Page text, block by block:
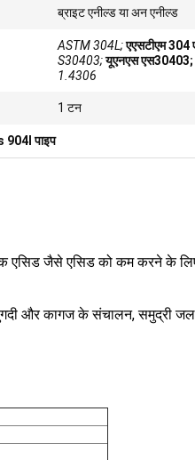
ब्राइट एनील्ड या अन एनील्ड
ASTM 304L;एएसटीएम 304
S30403;यूएनएस एस30403;
1.4306
1 टन
904l पाइप
एसिड जैसे एसिड को कम करने के
और कागज के संचालन, समुद्री